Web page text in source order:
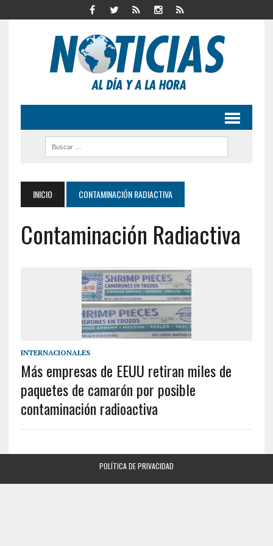
INICIO CONTAMINACIÓN RADIACTIVA
Contaminación Radiactiva
INTERNACIONALES
Más empresas de EEUU retiran miles de
paquetes de camarón por posible
contaminación radioactiva
POLÍTICA DE PRIVACIDAD